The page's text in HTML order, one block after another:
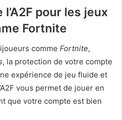
pour les jeux
Fortnite
comme Fortnite,
, la protection de votre compte
expérience de jeu fluide et
vous permet de jouer en
que votre compte est bien